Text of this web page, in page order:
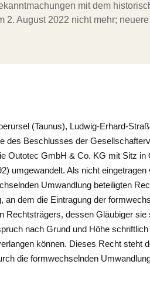
mit dem
August 2022 nicht mehr;
(Taunus), Ludwig-Erhard-
des Beschlusses der
Outotec GmbH & Co. KG mit Sitz
umgewandelt. Als nicht
Umwandlung beteiligten
an dem die Eintragung der
Rechtsträgers, dessen Gläubiger
nach Grund und Höhe
können. Dieses Recht steht
die formwechselnden